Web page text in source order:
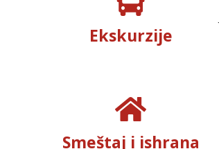
Ekskurzije
Smeštaj i ishrana